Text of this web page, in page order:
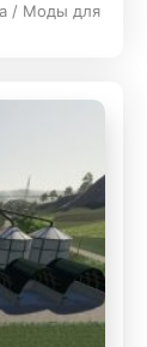
/ Моды для